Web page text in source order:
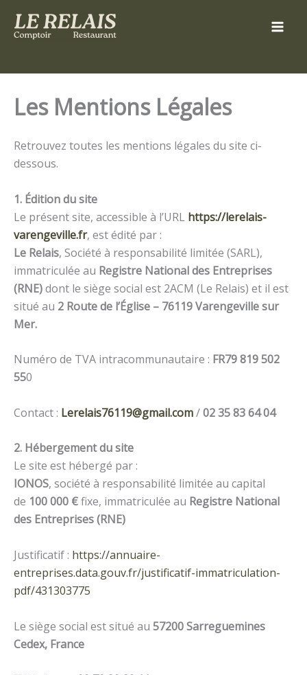
contenu
Les Mentions Légales
Retrouvez toutes les mentions légales du site ci-
dessous.
1. Édition du site
Le présent site, accessible à l’URL https://lerelais-
varengeville.fr, est édité par :
Le Relais, Société à responsabilité limitée (SARL),
immatriculée au Registre National des Entreprises
(RNE)dont le siège social est 2ACM (Le Relais) et il est
situé au 2 Route de l’Église – 76119 Varengeville sur
Mer.
Numéro de TVA intracommunautaire : FR79 819 502
550
Contact : Lerelais76119@gmail.com/02 35 83 64 04
2. Hébergement du site
Le site est hébergé par :
IONOS, société à responsabilité limitée au capital
de 100 000 €fixe, immatriculée au Registre National
des Entreprises (RNE)
Justificatif : https://annuaire-
entreprises.data.gouv.fr/justificatif-immatriculation-
pdf/431303775
Le siège social est situé au 57200 Sarreguemines
Cedex, France